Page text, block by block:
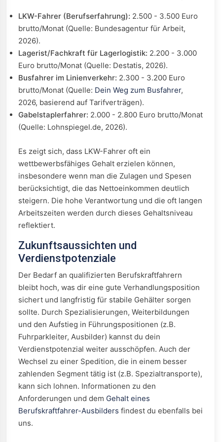
LKW-Fahrer (Berufserfahrung): 2.500 - 3.500 Euro
brutto/Monat (Quelle: Bundesagentur für Arbeit,
2026).
Lagerist/Fachkraft für Lagerlogistik: 2.200 - 3.000
Euro brutto/Monat (Quelle: Destatis, 2026).
Busfahrer im Linienverkehr: 2.300 - 3.200 Euro
brutto/Monat (Quelle: Dein Weg zum Busfahrer,
2026, basierend auf Tarifverträgen).
Gabelstaplerfahrer: 2.000 - 2.800 Euro brutto/Monat
(Quelle: Lohnspiegel.de, 2026).
Es zeigt sich, dass LKW-Fahrer oft ein
wettbewerbsfähiges Gehalt erzielen können,
insbesondere wenn man die Zulagen und Spesen
berücksichtigt, die das Nettoeinkommen deutlich
steigern. Die hohe Verantwortung und die oft langen
Arbeitszeiten werden durch dieses Gehaltsniveau
reflektiert.
Zukunftsaussichten und
Verdienstpotenziale
Der Bedarf an qualifizierten Berufskraftfahrern
bleibt hoch, was dir eine gute Verhandlungsposition
sichert und langfristig für stabile Gehälter sorgen
sollte. Durch Spezialisierungen, Weiterbildungen
und den Aufstieg in Führungspositionen (z.B.
Fuhrparkleiter, Ausbilder) kannst du dein
Verdienstpotenzial weiter ausschöpfen. Auch der
Wechsel zu einer Spedition, die in einem besser
zahlenden Segment tätig ist (z.B. Spezialtransporte),
kann sich lohnen. Informationen zu den
Anforderungen und dem Gehalt eines
Berufskraftfahrer-Ausbilders findest du ebenfalls bei
uns.